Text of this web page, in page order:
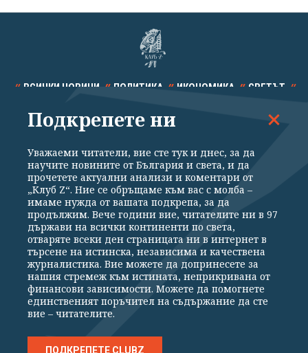
ВСИЧКИ НОВИНИ ПОЛИТИКА ИКОНОМИКА СВЕТЪТ
СПОРТ КУЛТУРА ТЕХНОЛОГИИ КАЛЕЙДОСКОП
Общи условия
Политика за поверителност
Реклама
Партньори Контакти
За Клуб Z
Екип
Подкрепете ни
Издател на www.clubz.bg е „Клуб Зебра Медия“ ЕООД, София, ул. "Алеко
Константинов" 3. Всички права запазени 2026 „Клуб Зебра Медия“
Препечатването на материали, снимки и видео от www.clubz.bg без
разрешение ще бъде преследвано по съдебен път, съгласно
Подкрепете ни
Уважаеми читатели, вие сте тук и днес, за да
научите новините от България и света, и да
прочетете актуални анализи и коментари от
„Клуб Z“. Ние се обръщаме към вас с молба –
имаме нужда от вашата подкрепа, за да
продължим. Вече години вие, читателите ни в 97
държави на всички континенти по света,
отваряте всеки ден страницата ни в интернет в
търсене на истинска, независима и качествена
журналистика. Вие можете да допринесете за
нашия стремеж към истината, неприкривана от
финансови зависимости. Можете да помогнете
единственият поръчител на съдържание да сте
вие – читателите.
ПОДКРЕПЕТЕ CLUBZ